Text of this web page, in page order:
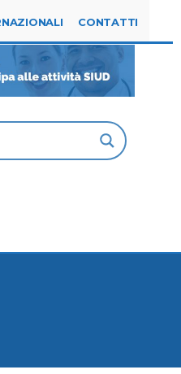
segreteria@siud.it
CONTATTI